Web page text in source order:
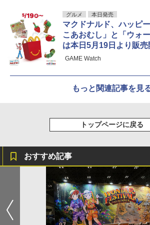
グルメ 本日発売
マクドナルド、ハッピ
こあおむし」と「ウォ
は本日5月19日より販売
GAME Watch
もっと関連記事を見
トップページに戻る
おすすめ記事